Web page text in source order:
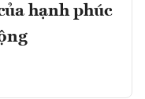
hạnh phúc